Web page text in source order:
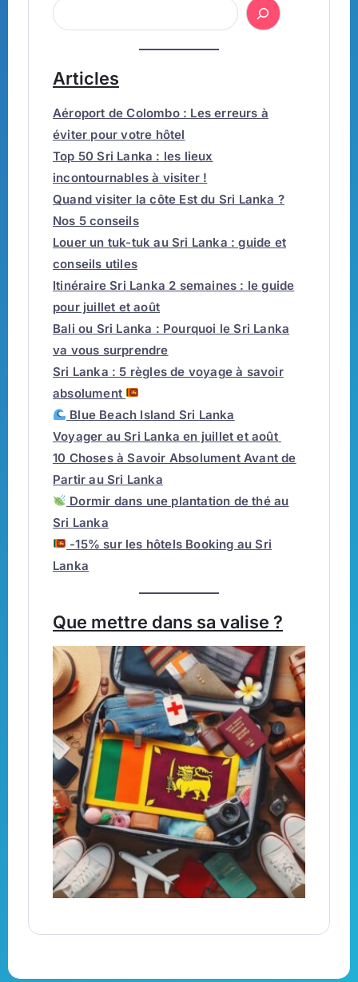
Articles
Aéroport de Colombo : Les erreurs à
éviter pour votre hôtel
Top 50 Sri Lanka : les lieux
incontournables à visiter !
Quand visiter la côte Est du Sri Lanka ?
Nos 5 conseils
Louer un tuk-tuk au Sri Lanka : guide et
conseils utiles
Itinéraire Sri Lanka 2 semaines : le guide
pour juillet et août
Bali ou Sri Lanka : Pourquoi le Sri Lanka
va vous surprendre
Sri Lanka : 5 règles de voyage à savoir
absolument
Blue Beach Island Sri Lanka
Voyager au Sri Lanka en juillet et août
10 Choses à Savoir Absolument Avant de
Partir au Sri Lanka
Dormir dans une plantation de thé au
Sri Lanka
-15% sur les hôtels Booking au Sri
Lanka
Que mettre dans sa valise ?